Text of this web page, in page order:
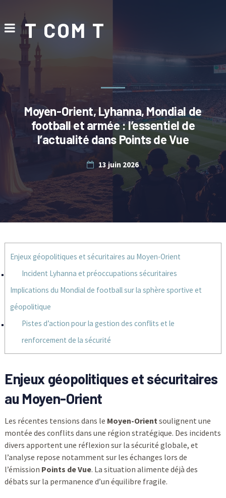
T COM T
Moyen-Orient, Lyhanna, Mondial de
football et armée : l’essentiel de
l’actualité dans Points de Vue
13 juin 2026
Enjeux géopolitiques et sécuritaires au Moyen-Orient
Incident Lyhanna et préoccupations sécuritaires
Implications du Mondial de football sur la sphère sportive et
géopolitique
Pistes d’action pour la gestion des conflits et le
renforcement de la sécurité
Enjeux géopolitiques et sécuritaires
au Moyen-Orient
Les récentes tensions dans le Moyen-Orientsoulignent une
montée des conflits dans une région stratégique. Des incidents
divers apportent une réflexion sur la sécurité globale, et
l’analyse repose notamment sur les échanges lors de
l’émission Points de Vue. La situation alimente déjà des
débats sur la permanence d’un équilibre fragile.